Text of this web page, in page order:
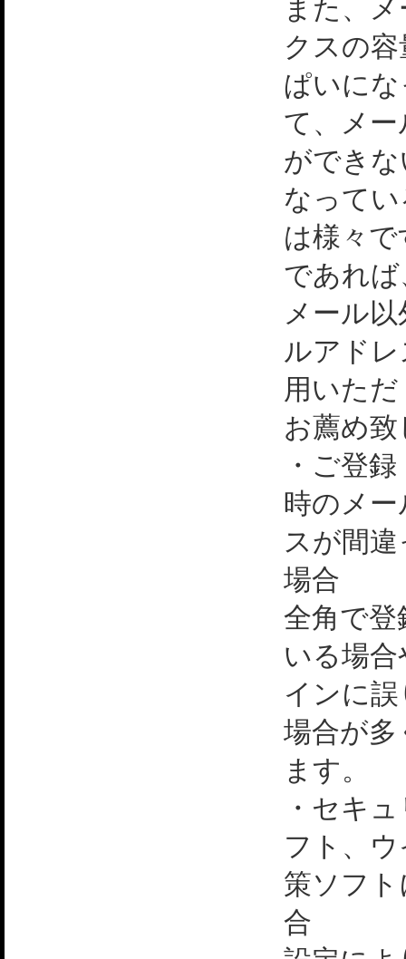
また、
クスの
ぱいに
て、メ
ができ
なって
は様々
であれ
メール
ルアド
用いた
お薦め
・ご登
時のメ
スが間
場合
全角で
いる場
インに
場合が
ます。
・セキ
フト、
策ソフ
合